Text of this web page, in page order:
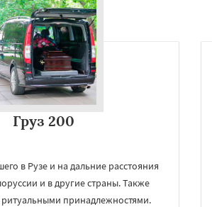
Груз 200
в Рузе и на дальние расстояния
и в другие страны. Также
принадлежностями.